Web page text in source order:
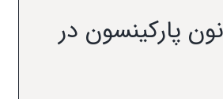
پارکینسون در